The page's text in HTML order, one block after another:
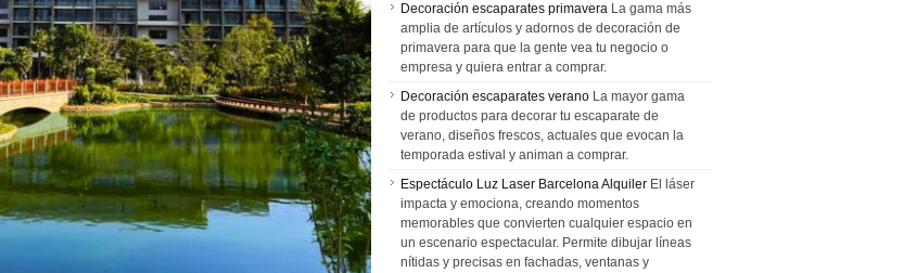
Decoración escaparates primavera La gama más
amplia de artículos y adornos de decoración de
primavera para que la gente vea tu negocio o
empresa y quiera entrar a comprar.
Decoración escaparates verano La mayor gama
de productos para decorar tu escaparate de
verano, diseños frescos, actuales que evocan la
temporada estival y animan a comprar.
Espectáculo Luz Laser Barcelona Alquiler El láser
impacta y emociona, creando momentos
memorables que convierten cualquier espacio en
un escenario espectacular. Permite dibujar líneas
nítidas y precisas en fachadas, ventanas y